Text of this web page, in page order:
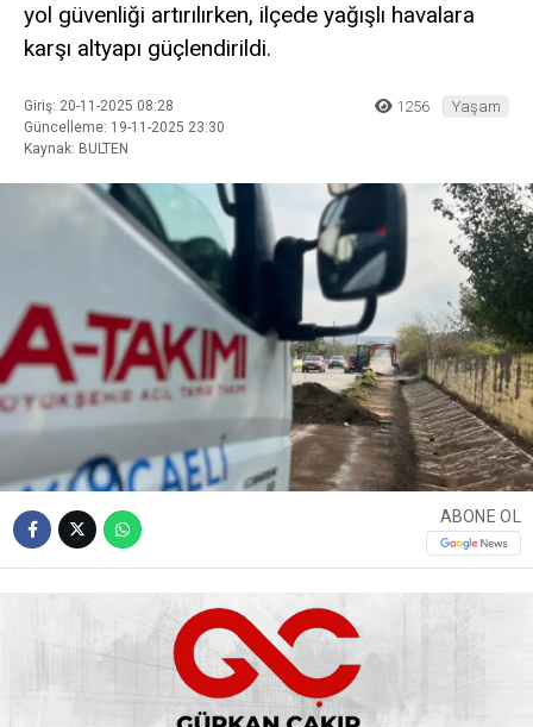
yol güvenliği artırılırken, ilçede yağışlı havalara
karşı altyapı güçlendirildi.
Giriş: 20-11-2025 08:28
Güncelleme: 19-11-2025 23:30
Kaynak: BULTEN
1256 Yaşam
ABONE OL